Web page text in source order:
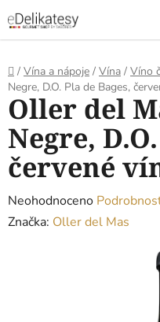
na
obsah
Domů
/ Vína a nápoje / Vína / Víno
Negre, D.O. Pla de Bages,
Oller del
Negre,
červené
Průměrné
hodnocení
Neohodnoceno
Značka: Oller del Mas